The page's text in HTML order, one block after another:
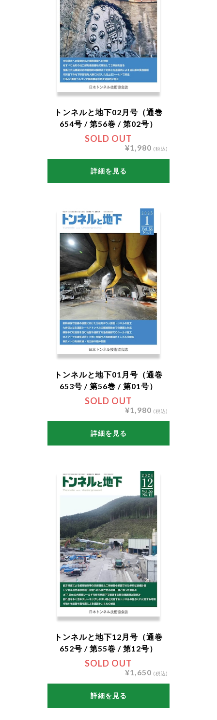
SOLD OUT
トンネルと地下02月号（通巻
654号 / 第56巻 / 第02号）
¥1,980 (税込)
詳細を見る
SOLD OUT
トンネルと地下01月号（通巻
653号 / 第56巻 / 第01号）
¥1,980 (税込)
詳細を見る
SOLD OUT
トンネルと地下12月号（通巻
652号 / 第55巻 / 第12号）
¥1,650 (税込)
詳細を見る